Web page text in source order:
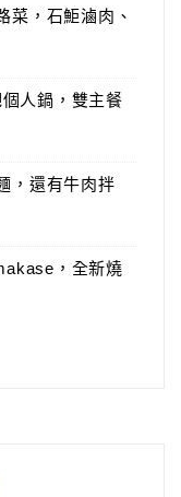
菜，石鮔滷肉、
人鍋，雙主餐
，還有牛肉拌
，全新燒